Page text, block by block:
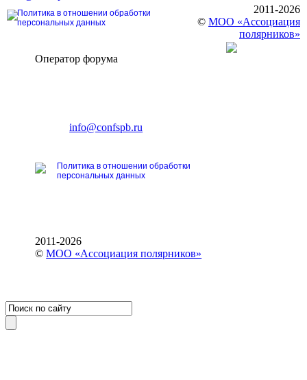
Политика в отношении обработки
персональных данных
2011-2026
© МОО «Ассоциация
полярников»
Оператор форума
E-mail:info@confspb.ru
Политика в отношении обработки
персональных данных
2011-2026
©МОО «Ассоциация полярников»